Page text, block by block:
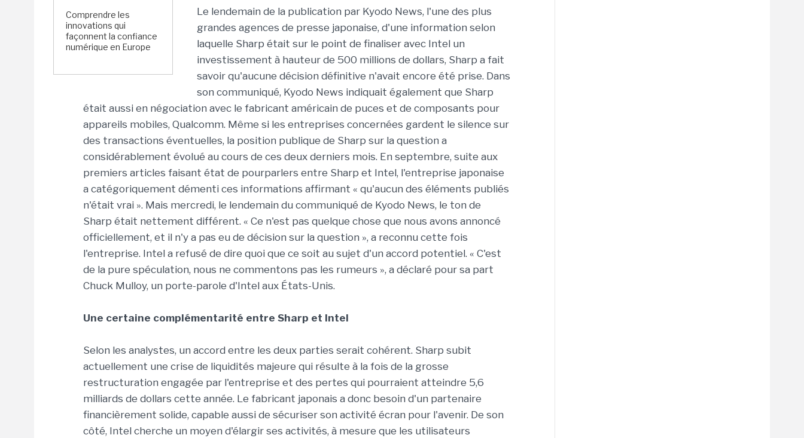
Comprendre les
innovations qui
façonnent la confiance
numérique en Europe
Le lendemain de la publication par Kyodo News, l'une des plus
grandes agences de presse japonaise, d'une information selon
laquelle Sharp était sur le point de finaliser avec Intel un
investissement à hauteur de 500 millions de dollars, Sharp a fait
savoir qu'aucune décision définitive n'avait encore été prise. Dans
son communiqué, Kyodo News indiquait également que Sharp
était aussi en négociation avec le fabricant américain de puces et de composants pour
appareils mobiles, Qualcomm. Même si les entreprises concernées gardent le silence sur
des transactions éventuelles, la position publique de Sharp sur la question a
considérablement évolué au cours de ces deux derniers mois. En septembre, suite aux
premiers articles faisant état de pourparlers entre Sharp et Intel, l'entreprise japonaise
a catégoriquement démenti ces informations affirmant « qu'aucun des éléments publiés
n'était vrai ». Mais mercredi, le lendemain du communiqué de Kyodo News, le ton de
Sharp était nettement différent. « Ce n'est pas quelque chose que nous avons annoncé
officiellement, et il n'y a pas eu de décision sur la question », a reconnu cette fois
l'entreprise. Intel a refusé de dire quoi que ce soit au sujet d'un accord potentiel. « C'est
de la pure spéculation, nous ne commentons pas les rumeurs », a déclaré pour sa part
Chuck Mulloy, un porte-parole d'Intel aux États-Unis.
Une certaine complémentarité entre Sharp et Intel
Selon les analystes, un accord entre les deux parties serait cohérent. Sharp subit
actuellement une crise de liquidités majeure qui résulte à la fois de la grosse
restructuration engagée par l'entreprise et des pertes qui pourraient atteindre 5,6
milliards de dollars cette année. Le fabricant japonais a donc besoin d'un partenaire
financièrement solide, capable aussi de sécuriser son activité écran pour l'avenir. De son
côté, Intel cherche un moyen d'élargir ses activités, à mesure que les utilisateurs